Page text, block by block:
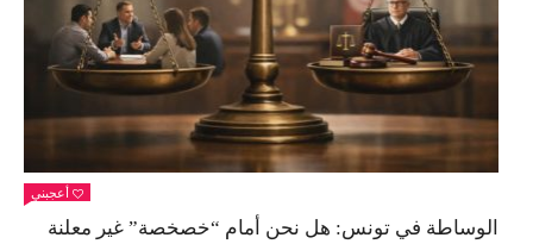
أعجبني
الوساطة في تونس: هل نحن أمام “خصخصة” غير معلنة